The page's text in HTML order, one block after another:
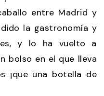
entre Madrid y
la gastronomía y
y lo ha vuelto a
bolso en el que lleva
¡que una botella de